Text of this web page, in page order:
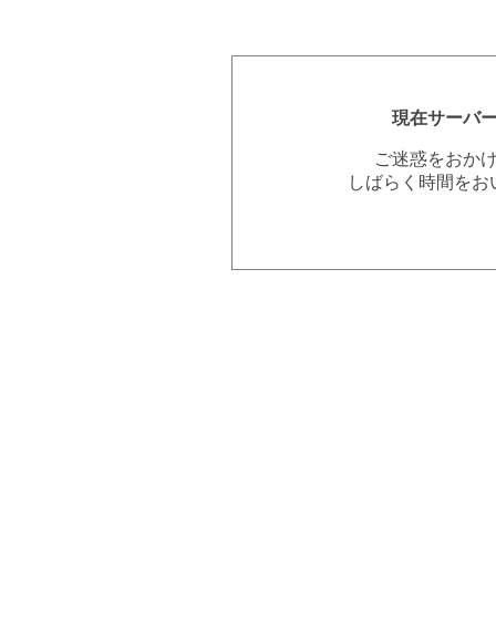
現在サーバ
ご迷惑をおか
しばらく時間を